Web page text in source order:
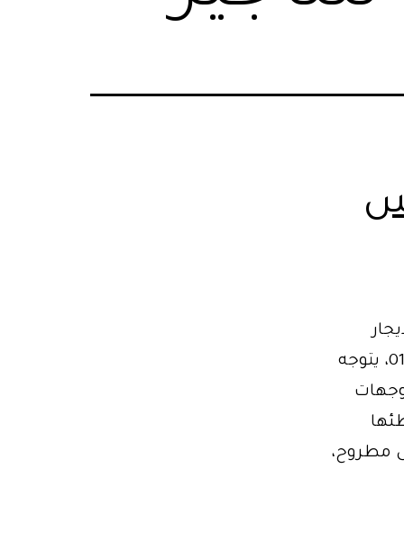
بالتالي مع بداية فصل الصيف واقتراب موسم الإجازات 01102106655، يتوجه
مطروح،